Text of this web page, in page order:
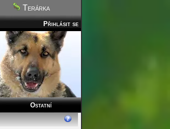
Terárka
Přihlásit se
Ostatní